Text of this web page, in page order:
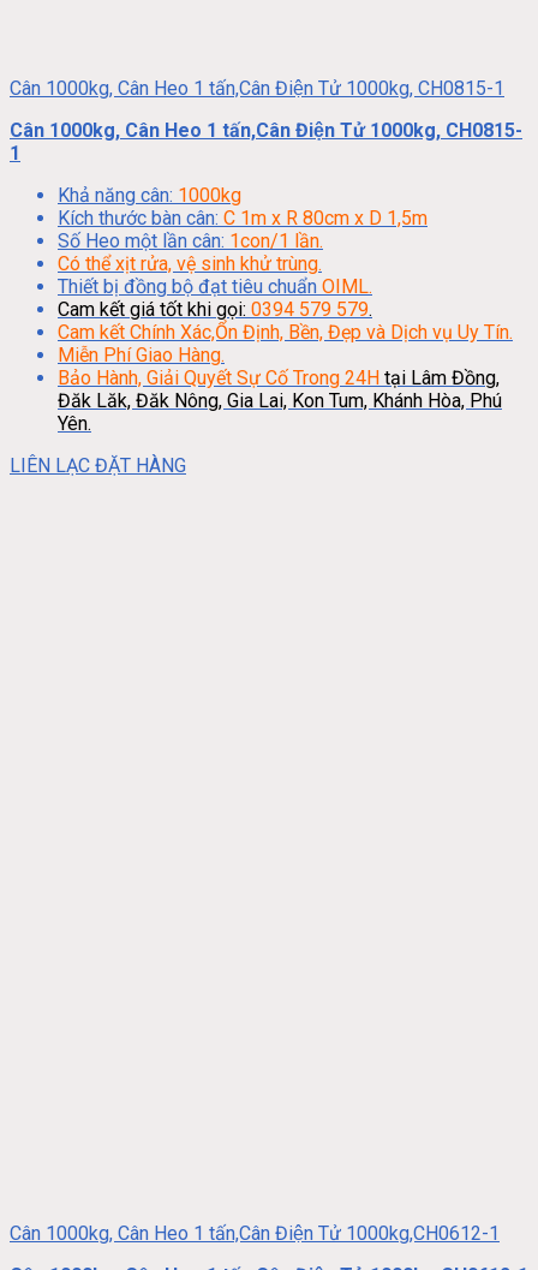
Cân 1000kg, Cân Heo 1 tấn,Cân Điện Tử 1000kg, CH0815-1
Cân 1000kg, Cân Heo 1 tấn,Cân Điện Tử 1000kg, CH0815-
1
Khả năng cân: 1000kg
Kích thước bàn cân: C 1m x R 80cm x D 1,5m
Số Heo một lần cân: 1con/1 lần.
Có thể xịt rửa, vệ sinh khử trùng.
Thiết bị đồng bộ đạt tiêu chuẩn OIML.
Cam kết giá tốt khi gọi: 0394 579 579.
Cam kết Chính Xác,Ổn Định, Bền, Đẹp và Dịch vụ Uy Tín.
Miễn Phí Giao Hàng.
Bảo Hành, Giải Quyết Sự Cố Trong 24H tại Lâm Đồng,
Đăk Lăk, Đăk Nông, Gia Lai, Kon Tum, Khánh Hòa, Phú
Yên.
LIÊN LẠC ĐẶT HÀNG
Cân 1000kg, Cân Heo 1 tấn,Cân Điện Tử 1000kg,CH0612-1